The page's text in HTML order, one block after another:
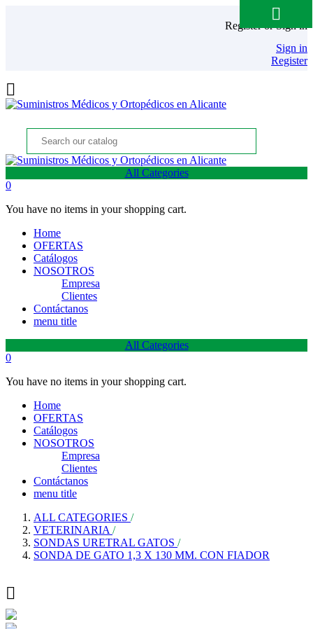
Register or Sign in
Sign in
Register


All Categories
0
You have no items in your shopping cart.
Home
OFERTAS
Catálogos
NOSOTROS
Empresa
Clientes
Contáctanos
menu title
All Categories
0
You have no items in your shopping cart.
Home
OFERTAS
Catálogos
NOSOTROS
Empresa
Clientes
Contáctanos
menu title
ALL CATEGORIES
VETERINARIA
SONDAS URETRAL GATOS
SONDA DE GATO 1,3 X 130 MM. CON FIADOR
